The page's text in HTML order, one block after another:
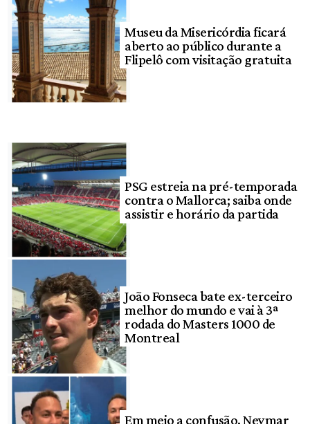
Museu da Misericórdia ficará
aberto ao público durante a
Flipelô com visitação gratuita
PSG estreia na pré-temporada
contra o Mallorca; saiba onde
assistir e horário da partida
João Fonseca bate ex-terceiro
melhor do mundo e vai à 3ª
rodada do Masters 1000 de
Montreal
Em meio a confusão, Neymar